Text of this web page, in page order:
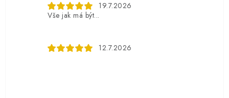
19.7.2026
Vše jak má být...
12.7.2026